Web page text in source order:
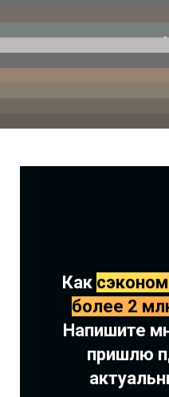
Как
более 2
Напишите
пришлю